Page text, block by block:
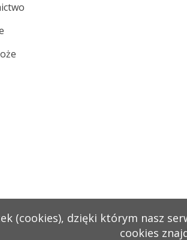
(cookies), dzięki którym nasz
cookies